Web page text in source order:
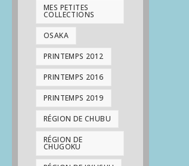
MES PETITES
COLLECTIONS
OSAKA
PRINTEMPS 2012
PRINTEMPS 2016
PRINTEMPS 2019
RÉGION DE CHUBU
RÉGION DE
CHUGOKU